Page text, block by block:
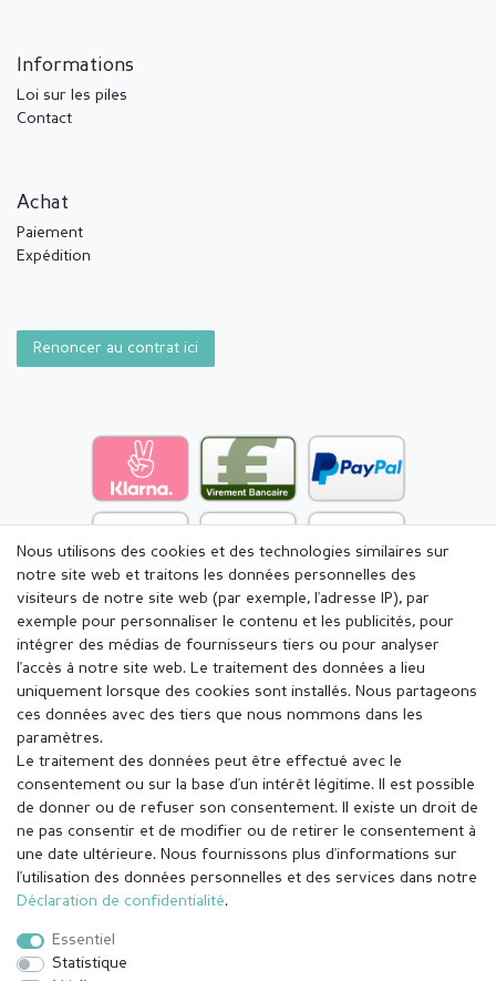
Informations
Loi sur les piles
Contact
Achat
Paiement
Expédition
Renoncer au contrat ici
Mentions légales Déclaration de confidentialité
Nous utilisons des cookies et des technologies similaires sur
notre site web et traitons les données personnelles des
visiteurs de notre site web (par exemple, l'adresse IP), par
exemple pour personnaliser le contenu et les publicités, pour
intégrer des médias de fournisseurs tiers ou pour analyser
l'accès à notre site web. Le traitement des données a lieu
uniquement lorsque des cookies sont installés. Nous partageons
ces données avec des tiers que nous nommons dans les
paramètres.
Le traitement des données peut être effectué avec le
consentement ou sur la base d'un intérêt légitime. Il est possible
de donner ou de refuser son consentement. Il existe un droit de
ne pas consentir et de modifier ou de retirer le consentement à
une date ultérieure. Nous fournissons plus d'informations sur
l'utilisation des données personnelles et des services dans notre
Déclaration de confidentialité.
Essentiel
Statistique